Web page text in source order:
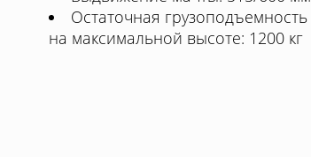
Остаточная грузоподъемность
на максимальной высоте: 1200 кг